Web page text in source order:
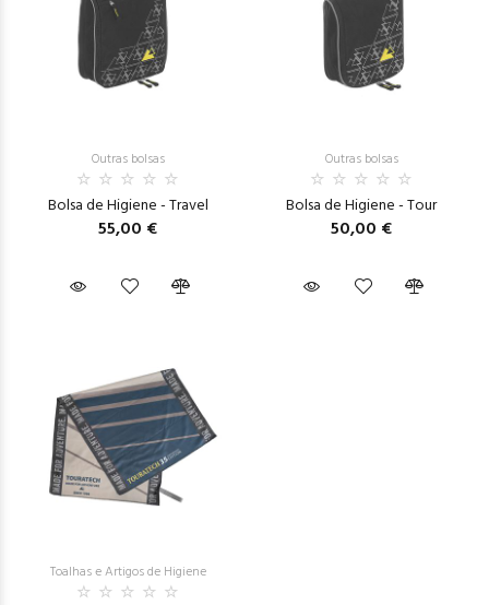
Outras bolsas
Bolsa de Higiene - Travel
55,00 €
Outras bolsas
Bolsa de Higiene - Tour
50,00 €
Toalhas e Artigos de Higiene